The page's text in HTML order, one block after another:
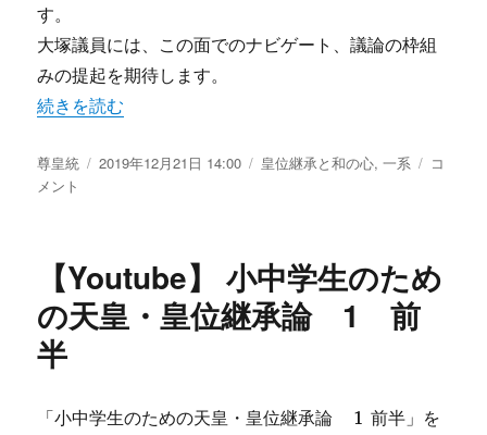
す。
大塚議員には、この面でのナビゲート、議論の枠組
みの提起を期待します。
“大塚耕平参議院議員の注目発言” の
続きを読む
投
稿
尊皇統
投
2019年12月21日 14:00
カ
皇位継承と和の心,一系
大
議
目
コ
メント
【Youtube】 小中学生のため
の天皇・皇位継承論 1 前
半
「小中学生のための天皇・皇位継承論 1 前半」を